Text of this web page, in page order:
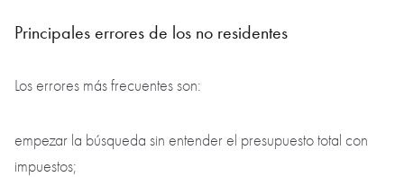
Principales errores de los no residentes
Los errores más frecuentes son:
empezar la búsqueda sin entender el presupuesto total con
impuestos;